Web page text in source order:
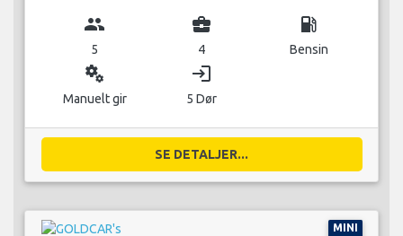
group
5
business_center
4
local_gas_station
Bensin
miscellaneous_services
Manuelt gir
login
5 Dør
SE DETALJER...
MINI